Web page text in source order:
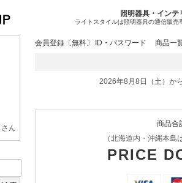
照明器具・インテ
ライトスタイルは照明器具の通信販売
さん
会員登録〔無料〕 ID・パスワード 商品一
2026年8月8日（土）か
商品合
（北海道内・沖縄本島
PRICE